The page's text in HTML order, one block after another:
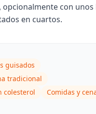
con unos
en cuartos.
guisados
tradicional
colesterol
Comidas y